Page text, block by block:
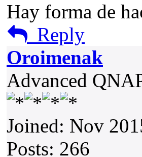
Hay forma de
Reply
Oroimenak
Advanced
Joined: Nov
Posts: 266